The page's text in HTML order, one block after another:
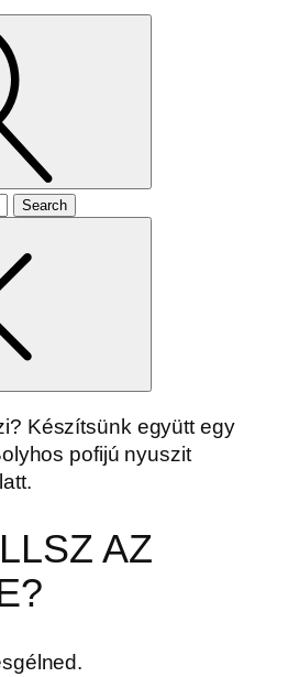
Készítsünk együtt egy
pofijú nyuszit
AZ